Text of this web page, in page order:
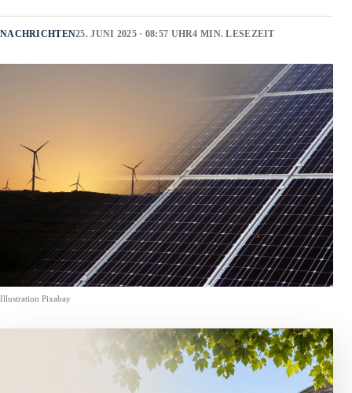
NACHRICHTEN25. JUNI 2025 · 08:57 UHR4 MIN. LESEZEIT
Illustration Pixabay